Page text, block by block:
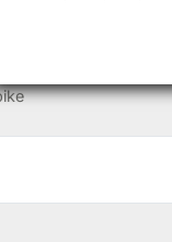
(neve, sabbia,